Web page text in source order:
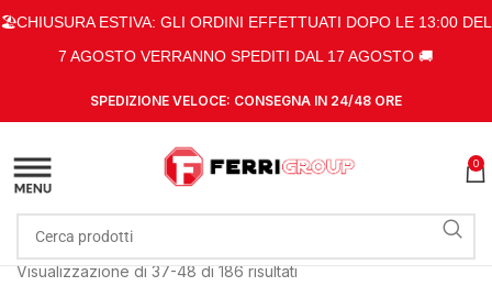
🏖️CHIUSURA ESTIVA: GLI ORDINI EFFETTUATI DOPO LE 13:00 DEL
7 AGOSTO VERRANNO SPEDITI DAL 17 AGOSTO 🚚
SPEDIZIONE VELOCE: CONSEGNA IN 24/48 ORE
0
Home Shop
Visualizzazione di 37-48 di 186 risultati